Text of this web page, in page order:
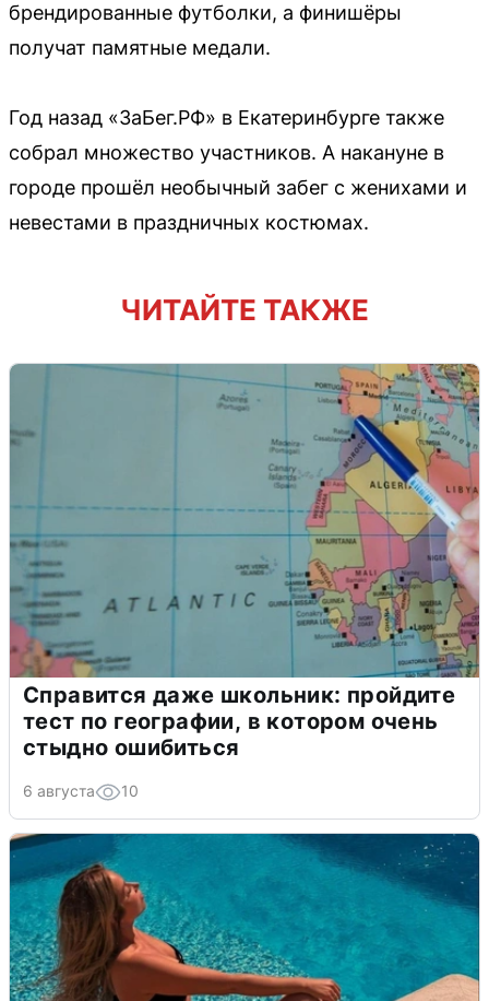
брендированные футболки, а финишёры
получат памятные медали.
Год назад «ЗаБег.РФ» в Екатеринбурге также
собрал множество участников. А накануне в
городе прошёл необычный забег с женихами и
невестами в праздничных костюмах.
ЧИТАЙТЕ ТАКЖЕ
Справится даже школьник: пройдите
тест по географии, в котором очень
стыдно ошибиться
6 августа 10